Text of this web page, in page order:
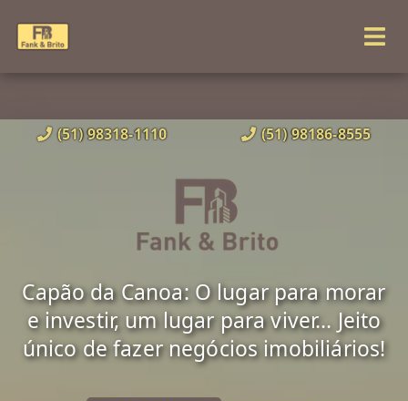
(51) 98318-1110 (51) 98186-8555
Capão da Canoa: O lugar para morar
e investir, um lugar para viver... Jeito
único de fazer negócios imobiliários!